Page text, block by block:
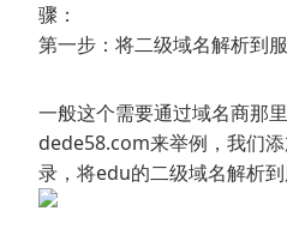
骤：
第一步：将二级域名解析到
一般这个需要通过域名商那
dede58.com来举例，我们
录，将edu的二级域名解析